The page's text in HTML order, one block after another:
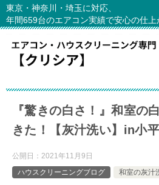
東京・神奈川・埼玉に対応、
年間659台のエアコン実績で安心の仕上
『驚きの白さ！』和室の
きた！【灰汁洗い】in小
公開日： 2021年11月9日
ハウスクリーニングブログ
和室の灰汁